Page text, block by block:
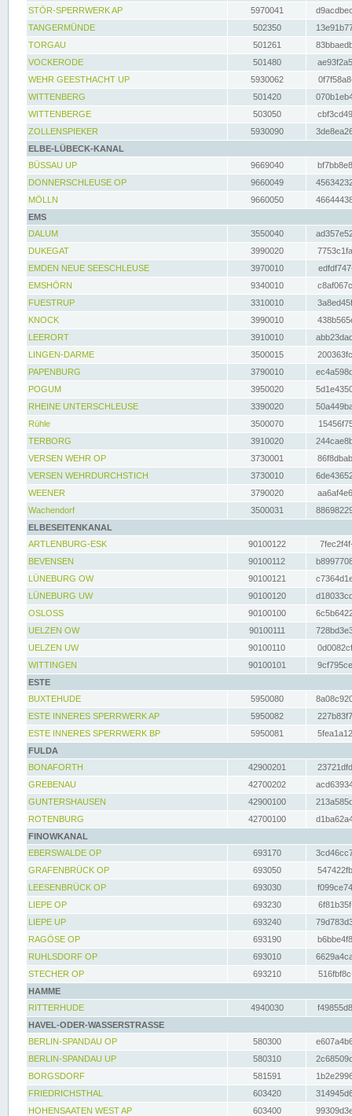
STÖR-SPERRWERK AP 5970041
TANGERMÜNDE
502350
TORGAU
501261
VOCKERODE
501480
WEHR GEESTHACHT UP
5930062
WITTENBERG
501420
WITTENBERGE
503050
ZOLLENSPIEKER
5930090
ELBE-LÜBECK-KANAL
BÜSSAU UP
9669040
DONNERSCHLEUSE OP
9660049
MÖLLN
9660050
EMS
DALUM
3550040
DUKEGAT
3990020
EMDEN NEUE SEESCHLEUSE
3970010
EMSHÖRN
9340010
FUESTRUP
3310010
KNOCK
3990010
LEERORT
3910010
LINGEN-DARME
3500015
PAPENBURG
3790010
POGUM
3950020
RHEINE UNTERSCHLEUSE
3390020
Rühle
3500070
TERBORG
3910020
VERSEN WEHR OP
3730001
VERSEN WEHRDURCHSTICH
3730010
WEENER
3790020
Wachendorf
3500031
ELBESEITENKANAL
ARTLENBURG-ESK
90100122
BEVENSEN
90100112
LÜNEBURG OW
90100121
LÜNEBURG UW
90100120
OSLOSS
90100100
UELZEN OW
90100111
UELZEN UW
90100110
WITTINGEN
90100101
ESTE
BUXTEHUDE
5950080
ESTE INNERES SPERRWERK AP
5950082
ESTE INNERES SPERRWERK BP
5950081
FULDA
BONAFORTH
42900201
GREBENAU
42700202
GUNTERSHAUSEN
42900100
ROTENBURG
42700100
FINOWKANAL
EBERSWALDE OP
693170
GRAFENBRÜCK OP
693050
LEESENBRÜCK OP
693030
LIEPE OP
693230
LIEPE UP
693240
RAGÖSE OP
693190
RUHLSDORF OP
693010
STECHER OP
693210
HAMME
RITTERHUDE
4940030
HAVEL-ODER-WASSERSTRASSE
BERLIN-SPANDAU OP
580300
BERLIN-SPANDAU UP
580310
BORGSDORF
581591
FRIEDRICHSTHAL
603420
HOHENSAATEN WEST AP
603400